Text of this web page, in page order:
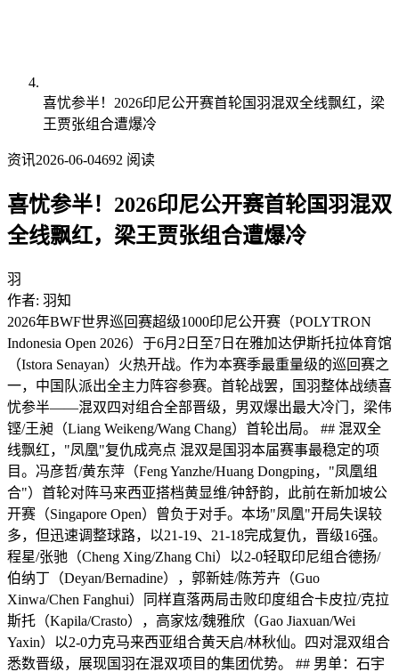
喜忧参半！2026印尼公开赛首轮国羽混双全线飘红，梁
王贾张组合遭爆冷
资讯2026-06-04692 阅读
喜忧参半！2026印尼公开赛首轮国羽混双
全线飘红，梁王贾张组合遭爆冷
羽
作者: 羽知
2026年BWF世界巡回赛超级1000印尼公开赛（POLYTRON
Indonesia Open 2026）于6月2日至7日在雅加达伊斯托拉体育馆
（Istora Senayan）火热开战。作为本赛季最重量级的巡回赛之
一，中国队派出全主力阵容参赛。首轮战罢，国羽整体战绩喜
忧参半——混双四对组合全部晋级，男双爆出最大冷门，梁伟
铿/王昶（Liang Weikeng/Wang Chang）首轮出局。 ## 混双全
线飘红，"凤凰"复仇成亮点 混双是国羽本届赛事最稳定的项
目。冯彦哲/黄东萍（Feng Yanzhe/Huang Dongping，"凤凰组
合"）首轮对阵马来西亚搭档黄显维/钟舒韵，此前在新加坡公
开赛（Singapore Open）曾负于对手。本场"凤凰"开局失误较
多，但迅速调整球路，以21-19、21-18完成复仇，晋级16强。
程星/张驰（Cheng Xing/Zhang Chi）以2-0轻取印尼组合德扬/
伯纳丁（Deyan/Bernadine），郭新娃/陈芳卉（Guo
Xinwa/Chen Fanghui）同样直落两局击败印度组合卡皮拉/克拉
斯托（Kapila/Crasto），高家炫/魏雅欣（Gao Jiaxuan/Wei
Yaxin）以2-0力克马来西亚组合黄天启/林秋仙。四对混双组合
悉数晋级，展现国羽在混双项目的集团优势。 ## 男单：石宇